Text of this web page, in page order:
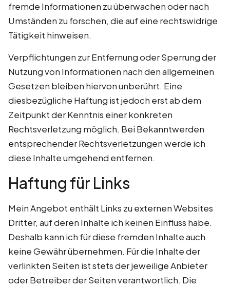
fremde Informationen zu überwachen oder nach
Umständen zu forschen, die auf eine rechtswidrige
Tätigkeit hinweisen.
Verpflichtungen zur Entfernung oder Sperrung der
Nutzung von Informationen nach den allgemeinen
Gesetzen bleiben hiervon unberührt. Eine
diesbezügliche Haftung ist jedoch erst ab dem
Zeitpunkt der Kenntnis einer konkreten
Rechtsverletzung möglich. Bei Bekanntwerden
entsprechender Rechtsverletzungen werde ich
diese Inhalte umgehend entfernen.
Haftung für Links
Mein Angebot enthält Links zu externen Websites
Dritter, auf deren Inhalte ich keinen Einfluss habe.
Deshalb kann ich für diese fremden Inhalte auch
keine Gewähr übernehmen. Für die Inhalte der
verlinkten Seiten ist stets der jeweilige Anbieter
oder Betreiber der Seiten verantwortlich. Die